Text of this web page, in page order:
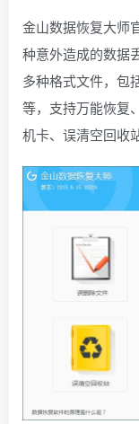
金山数据恢复大师
种意外造成的数据
多种格式文件，包
等，支持万能恢复
机卡、误清空回收